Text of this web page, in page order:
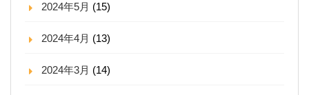
2024年5月 (15)
2024年4月 (13)
2024年3月 (14)